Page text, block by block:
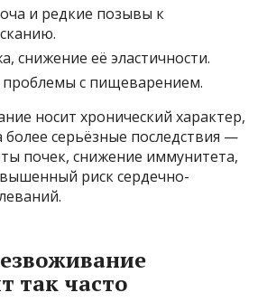
и редкие позывы к
снижение её эластичности.
с пищеварением.
носит хронический характер,
более серьёзные последствия —
почек, снижение иммунитета,
риск сердечно-
так часто